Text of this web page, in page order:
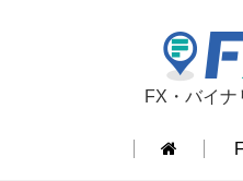
FX・バイ